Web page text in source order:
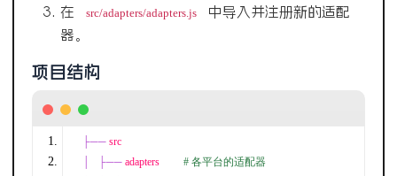
在 src/adapters/adapters.js
中导入并注册新的适配
器。
项目结构
├── src
├── adapters # 各平台的适配器